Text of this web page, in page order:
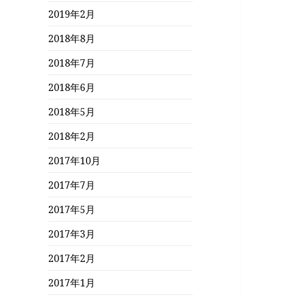
2019年2月
2018年8月
2018年7月
2018年6月
2018年5月
2018年2月
2017年10月
2017年7月
2017年5月
2017年3月
2017年2月
2017年1月